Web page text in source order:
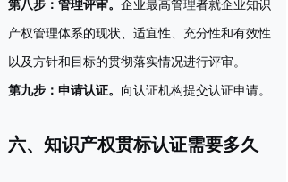
第八步：管理评审。 企业最高管理者就企业知识
产权管理体系的现状、适宜性、充分性和有效性
以及方针和目标的贯彻落实情况进行评审。
第九步：申请认证。 向认证机构提交认证申请。
六、知识产权贯标认证需要多久